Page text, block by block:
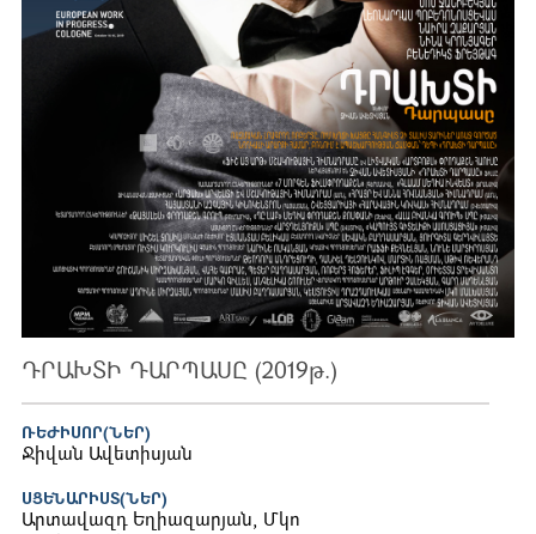
ԴՐԱԽՏԻ ԴԱՐՊԱՍԸ (2019թ.)
ՌԵԺԻՍՈՐ(ՆԵՐ)
Ջիվան Ավետիսյան
ՍՑԵՆԱՐԻՍՏ(ՆԵՐ)
Արտավազդ Եղիազարյան, Մկո